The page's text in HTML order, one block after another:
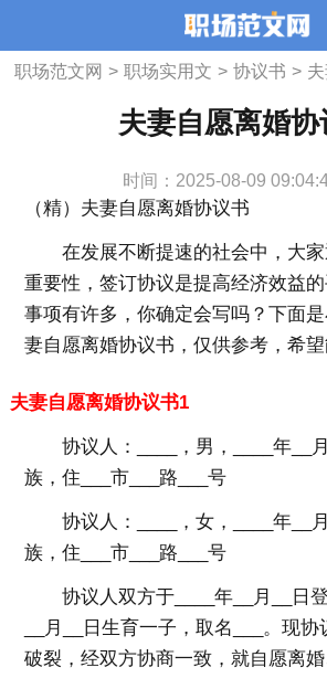
职场范文网 > 职场实用文 > 协议书 >
夫妻自愿离婚协
时间：2025-08-09
（精）夫妻自愿离婚协议书
在发展不断提速的社会中，大家
重要性，签订协议是提高经济效益
事项有许多，你确定会写吗？下面
妻自愿离婚协议书，仅供参考，希望
夫妻自愿离婚协议书1
协议人：____，男，____年__月
族，住___市___路___号
协议人：____，女，____年__月
族，住___市___路___号
协议人双方于____年__月__日登
__月__日生育一子，取名___。现
破裂，经双方协商一致，就自愿离